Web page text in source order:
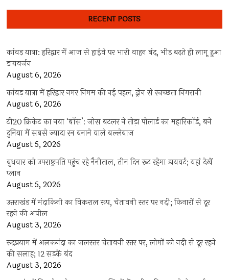
RECENT POSTS
कांवड़ यात्रा: हरिद्वार में आज से हाईवे पर भारी वाहन बंद, भीड़ बढ़ते ही लागू हुआ
डायवर्जन
August 6, 2026
कांवड़ यात्रा में हरिद्वार नगर निगम की नई पहल, ड्रोन से स्वच्छता निगरानी
August 6, 2026
टी20 क्रिकेट का नया ‘बॉस’: जोस बटलर ने तोड़ा पोलार्ड का महारिकॉर्ड, बने
दुनिया में सबसे ज्यादा रन बनाने वाले बल्लेबाज
August 5, 2026
बुधवार को उपराष्ट्रपति पहुंच रहे नैनीताल, तीन दिन रूट रहेगा डायवर्ट; यहां देखें
प्‍लान
August 5, 2026
उत्तराखंड में मंदाकिनी का विकराल रूप, चेतावनी स्तर पर नदी; किनारों से दूर
रहने की अपील
August 3, 2026
रुद्रप्रयाग में अलकनंदा का जलस्तर चेतावनी स्तर पर, लोगों को नदी से दूर रहने
की सलाह; 12 सड़कें बंद
August 3, 2026